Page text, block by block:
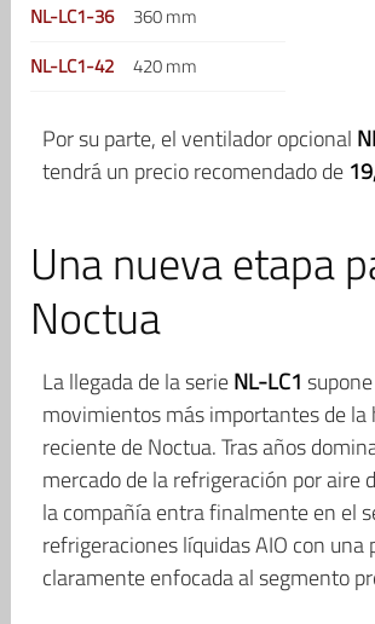
NL-LC1-36
360 mm
NL-LC1-42
420 mm
Por su parte, el ventilador opcional
tendrá un precio recomendado de
Una nueva etapa
Noctua
La llegada de la serieNL-LC1
movimientos más importantes de la
reciente de Noctua. Tras años
mercado de la refrigeración por aire
la compañía entra finalmente en el
refrigeraciones líquidas AIO con una
claramente enfocada al segmento